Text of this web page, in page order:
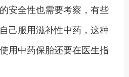
安全性也需要考察，有些
己服用滋补性中药，这种
用中药保胎还要在医生指